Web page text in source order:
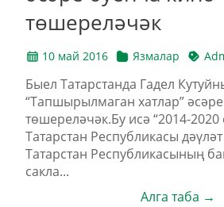
төшереләчәк
10 май 2016 Язмалар
Быел Татарстанда Гадел
“Тапшырылмаган хатлар”
төшереләчәк.Бу исә “2014-2020
Татарстан Республикасы
Татарстан Республикасының
сакла...
Алга таба →